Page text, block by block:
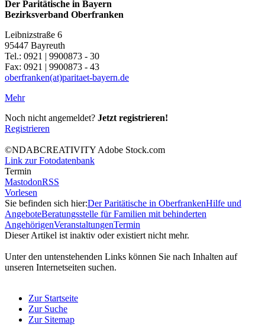
Der Paritätische in Bayern
Bezirksverband Oberfranken
Leibnizstraße 6
95447 Bayreuth
Tel.: 0921 | 9900873 - 30
Fax: 0921 | 9900873 - 43
oberfranken(at)paritaet-bayern.de
Mehr
Noch nicht angemeldet? Jetzt registrieren!
Registrieren
©NDABCREATIVITY Adobe Stock.com
Link zur Fotodatenbank
Termin
MastodonRSS
Vorlesen
Sie befinden sich hier:Der Paritätische in OberfrankenHilfe und
AngeboteBeratungsstelle für Familien mit behinderten
AngehörigenVeranstaltungenTermin
Dieser Artikel ist inaktiv oder existiert nicht mehr.
Unter den untenstehenden Links können Sie nach Inhalten auf
unseren Internetseiten suchen.
Zur Startseite
Zur Suche
Zur Sitemap